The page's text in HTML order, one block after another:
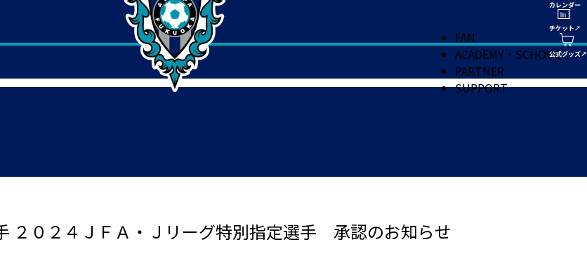
FAN
ACADEMY・SCHOOL
PARTNER
SUPPORT
２０２４ＪＦＡ・Ｊリーグ特別指定選手 承認のお知らせ